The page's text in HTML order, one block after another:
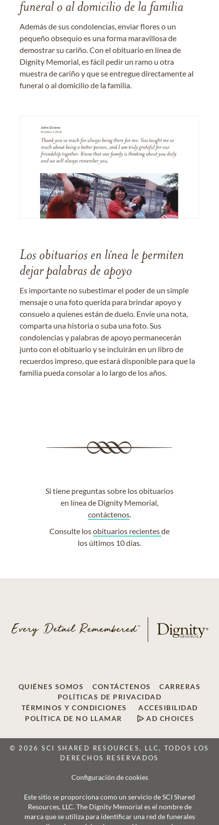
funeral o al domicilio de la familia
Además de sus condolencias, enviar flores o un
pequeño obsequio es una forma maravillosa de
demostrar su cariño. Con el obituario en línea de
Dignity Memorial, es fácil pedir un ramo u otra
muestra de cariño y que se entregue directamente al
funeral o al domicilio de la familia.
Los obituarios en línea le permiten
dejar palabras de apoyo
Es importante no subestimar el poder de un simple
mensaje o una foto querida para brindar apoyo y
consuelo a quienes están de duelo. Envíe una nota,
comparta una historia o suba una foto. Sus
condolencias y palabras de apoyo permanecerán
junto con el obituario y se incluirán en un libro de
recuerdos impreso, que estará disponible para que la
familia pueda consolar a lo largo de los años.
Si tiene preguntas sobre los obituarios
en línea de Dignity Memorial,
contáctenos.
Consulte losobituarios recientesde
los últimos 10 días.
QUIÉNES SOMOS CONTÁCTENOS
CARRERAS
POLÍTICAS DE PRIVACIDAD
TÉRMINOS Y CONDICIONES
ACCESIBILIDAD
POLÍTICA DE NO LLAMAR
AD CHOICES
© 2026 SCI SHARED RESOURCES, LLC, TODOS LOS
DERECHOS RESERVADOS
Configuración de cookies
Este sitio se proporciona como un servicio de SCI Shared
Resources, LLC. The Dignity Memorial es el nombre de
marca que se utiliza para identificar una red de funerales